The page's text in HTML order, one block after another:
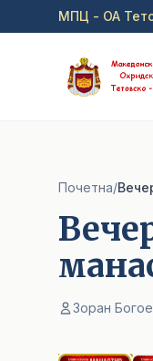
Прејди на главна
МПЦ - ОА
Почетна/
Зоран